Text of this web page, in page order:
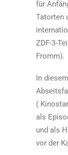
für
Tatorten
ZDF-3-
Fromm).
In
(
als
und als
vor der